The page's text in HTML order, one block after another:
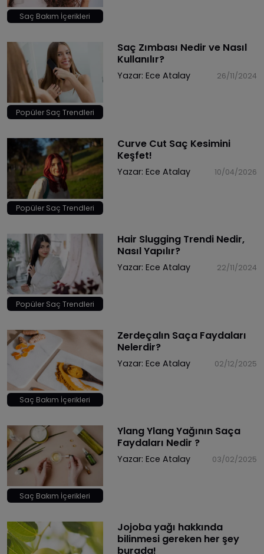
Saç Bakım İçerikleri
Popüler Saç Trendleri
Saç Zımbası Nedir ve Nasıl
Kullanılır?
Yazar: Ece Atalay 26/11/2024
Popüler Saç Trendleri
Curve Cut Saç Kesimini
Keşfet!
Yazar: Ece Atalay 10/04/2026
Popüler Saç Trendleri
Hair Slugging Trendi Nedir,
Nasıl Yapılır?
Yazar: Ece Atalay 22/11/2024
Saç Bakım İçerikleri
Zerdeçalın Saça Faydaları
Nelerdir?
Yazar: Ece Atalay 02/12/2025
Saç Bakım İçerikleri
Ylang Ylang Yağının Saça
Faydaları Nedir ?
Yazar: Ece Atalay 03/02/2025
Jojoba yağı hakkında
bilinmesi gereken her şey
burada!